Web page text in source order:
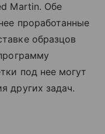
Martin. Обе
проработанные
образцов
под нее могут
других задач.